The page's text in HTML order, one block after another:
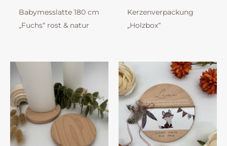
Babymesslatte 180 cm
„Fuchs“ rost & natur
Kerzenverpackung
„Holzbox“